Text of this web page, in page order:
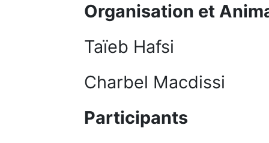
Organisation et
Taïeb Hafsi
Charbel Macdissi
Participants